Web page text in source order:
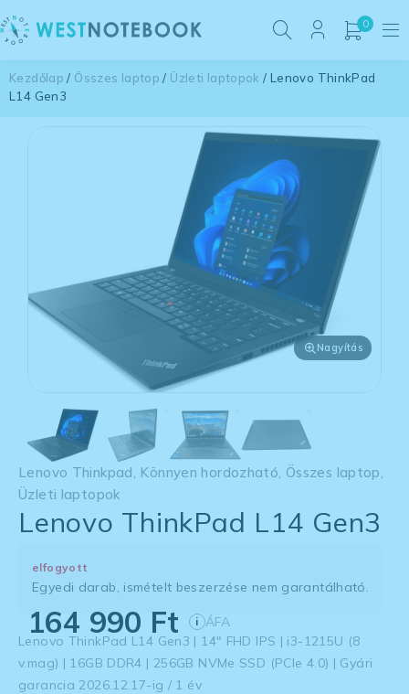
0
Kezdőlap / Összes laptop / Üzleti laptopok / Lenovo ThinkPad
L14 Gen3
Nagyítás
Lenovo Thinkpad Könnyen hordozható Összes laptop
Üzleti laptopok
Lenovo ThinkPad L14 Gen3
elfogyott
Egyedi darab, ismételt beszerzése nem garantálható.
164 990 Ft i ÁFA
Lenovo ThinkPad L14 Gen3 | 14″ FHD IPS | i3-1215U (8
v.mag) | 16GB DDR4 | 256GB NVMe SSD (PCIe 4.0) | Gyári
garancia 2026.12.17-ig / 1 év